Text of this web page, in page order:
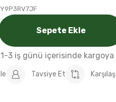
Sepete Ekle
3 iş günü içerisinde
Tavsiye Et